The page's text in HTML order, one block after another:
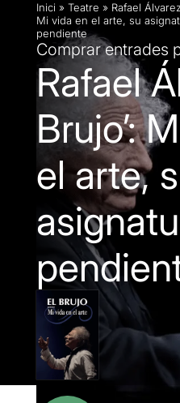
Inici » Teatre » Rafael
Mi vida en el arte, su
pendiente
Comprar entrades
Rafael
Brujo’:
el arte,